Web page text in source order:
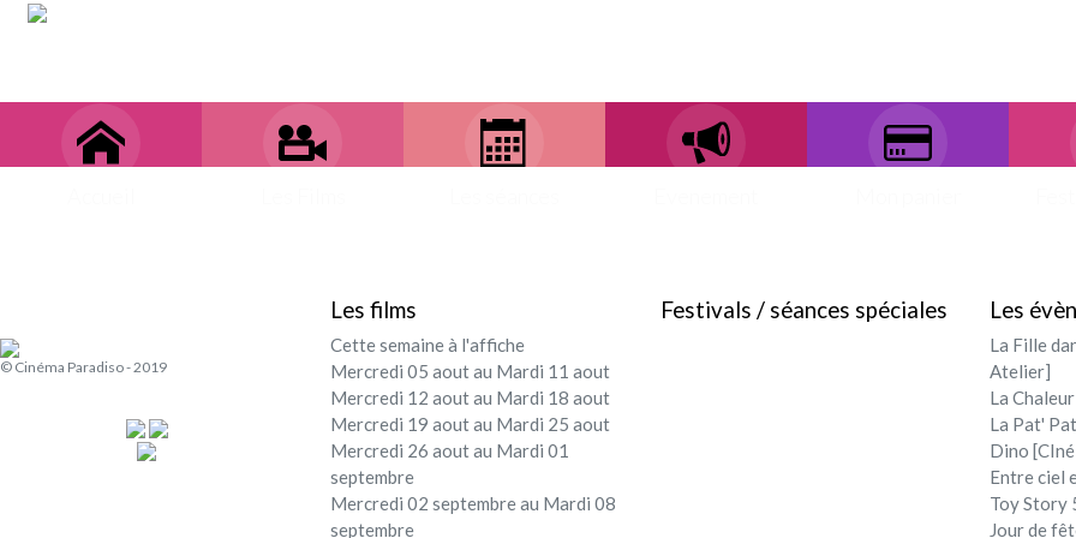
© Cinéma Paradiso - 2019
Les films
Cette semaine à l'affiche
Mercredi 05 aout au Mardi 11 aout
Mercredi 12 aout au Mardi 18 aout
Mercredi 19 aout au Mardi 25 aout
Mercredi 26 aout au Mardi 01
septembre
Mercredi 02 septembre au Mardi 08
septembre
Festivals / séances spéciales Les
La Fille
Atelier]
La
La Pat'
Dino
Entre ciel
Toy Story
Jour de